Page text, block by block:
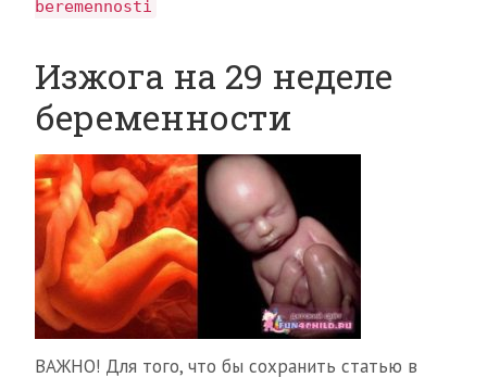
beremennosti
Изжога на 29 неделе
беременности
ВАЖНО! Для того, что бы сохранить статью в